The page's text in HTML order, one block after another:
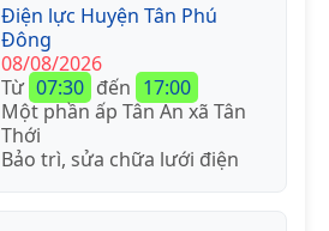
Điện lực Huyện Tân Phú
Đông
08/08/2026
Từ 07:30 đến 17:00
Một phần ấp Tân An xã Tân
Thới
Bảo trì, sửa chữa lưới điện